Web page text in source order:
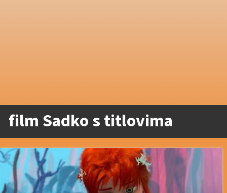
film Sadko s titlovima